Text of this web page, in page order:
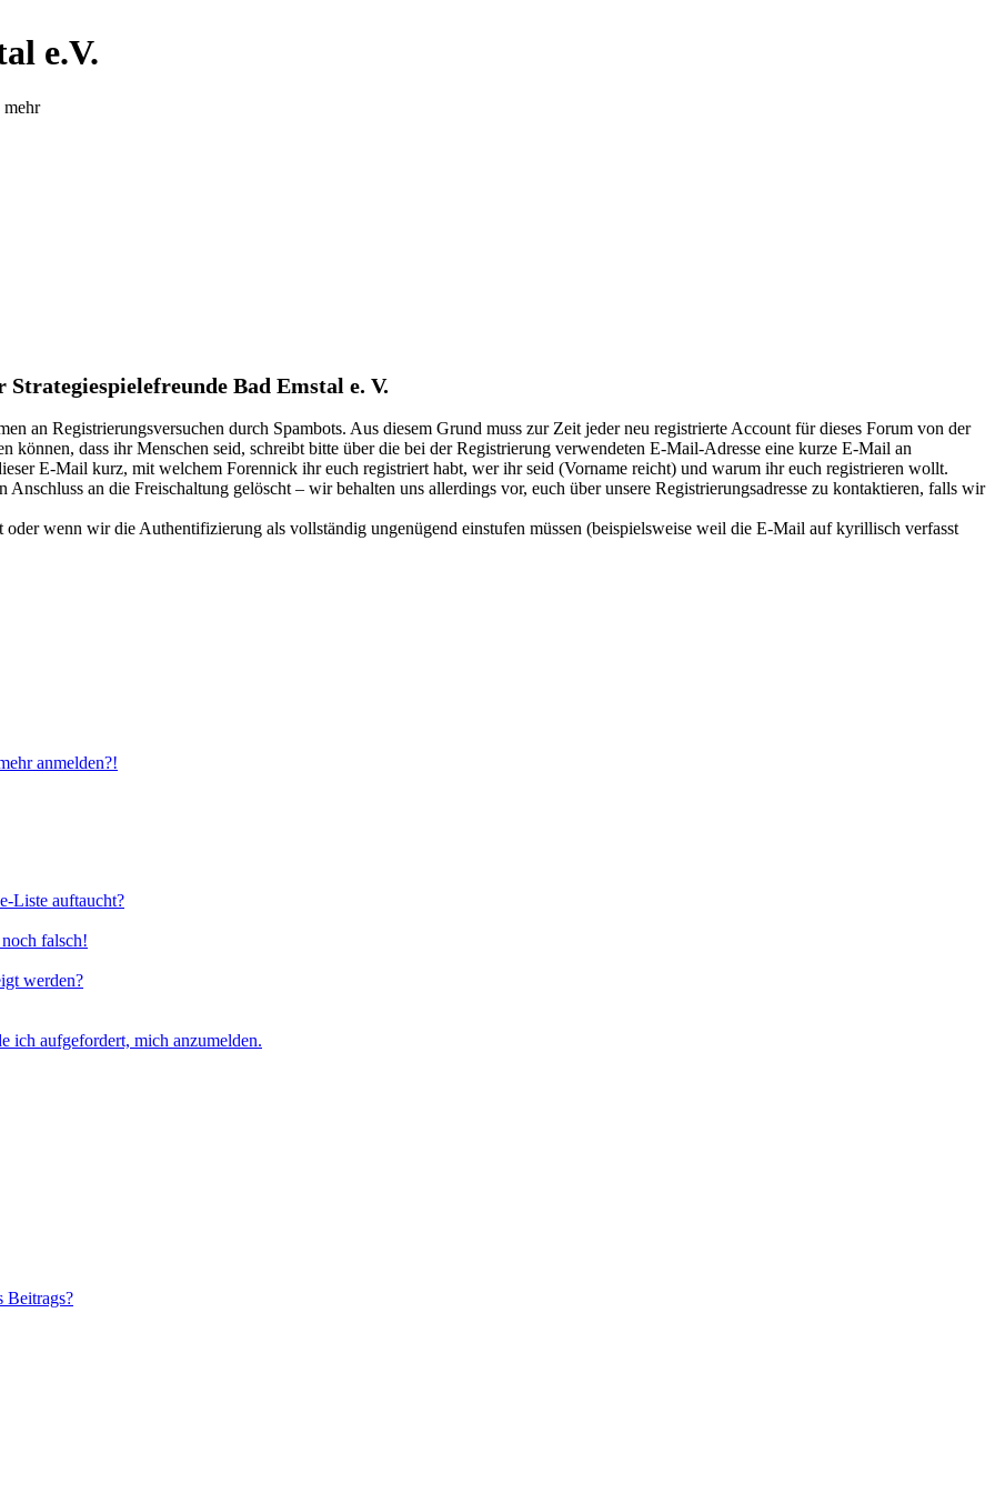
e.V.
mehr
Bad Emstal e. V.
an Registrierungsversuchen durch Spambots. Aus diesem Grund muss zur Zeit jeder neu registrierte Account für dieses Forum von der
können, dass ihr Menschen seid, schreibt bitte über die bei der Registrierung verwendeten E-Mail-Adresse eine kurze E-Mail an
E-Mail kurz, mit welchem Forennick ihr euch registriert habt, wer ihr seid (Vorname reicht) und warum ihr euch registrieren wollt.
an die Freischaltung gelöscht – wir behalten uns allerdings vor, euch über unsere Registrierungsadresse zu kontaktieren, falls wir
wenn wir die Authentifizierung als vollständig ungenügend einstufen müssen (beispielsweise weil die E-Mail auf kyrillisch verfasst
anmelden?!
Liste auftaucht?
falsch!
werden?
ich aufgefordert, mich anzumelden.
Beitrags?